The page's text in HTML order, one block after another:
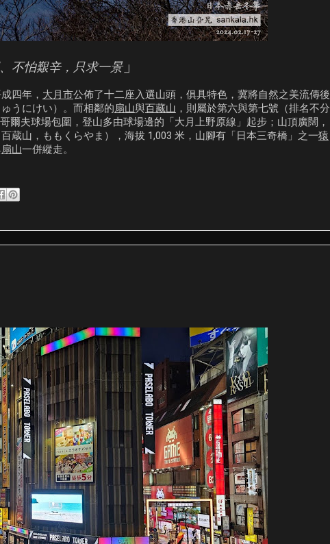
不怕艱辛，只求一景」
四年， 大月市公佈了十二座入選山頭，俱具特色，冀將自然之美流傳後
うにけい）。而相鄰的扇山與百藏山 ，則屬於第六與第七號（排名不分
爾夫球場包圍，登山多由球場邊的「大月上野原線」起步；山頂廣闊，
百蔵山，ももくらやま），海拔 1,003 米，山腳有「日本三奇橋」之一猿
扇山一併縱走。